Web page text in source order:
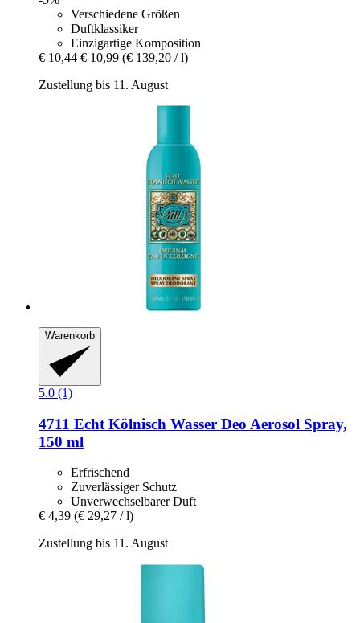
Verschiedene Größen
Duftklassiker
Einzigartige Komposition
€ 10,44 € 10,99 (€ 139,20 / l)
Zustellung bis 11. August
Warenkorb
5.0 (1)
4711 Echt Kölnisch Wasser Deo Aerosol Spray,
150 ml
Erfrischend
Zuverlässiger Schutz
Unverwechselbarer Duft
€ 4,39 (€ 29,27 / l)
Zustellung bis 11. August